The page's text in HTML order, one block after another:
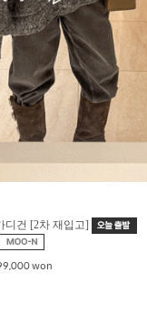
디건 [2차 재입고]
won